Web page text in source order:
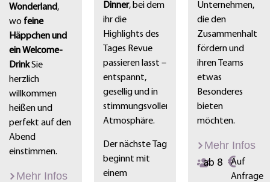
Wonderland,
wo feine
Häppchen und
ein Welcome-
DrinkSie
herzlich
willkommen
heißen und
perfekt auf den
Abend
einstimmen.
Mehr Infos
Dinner, bei dem
ihr die
Highlights des
Tages Revue
passieren lasst –
entspannt,
gesellig und in
stimmungsvoller
Atmosphäre.
Der nächste Tag
beginnt mit
einem
Unternehmen,
die den
Zusammenhalt
fördern und
ihren Teams
etwas
Besonderes
bieten
möchten.
Mehr Infos
ab 8
Auf
Anfrage